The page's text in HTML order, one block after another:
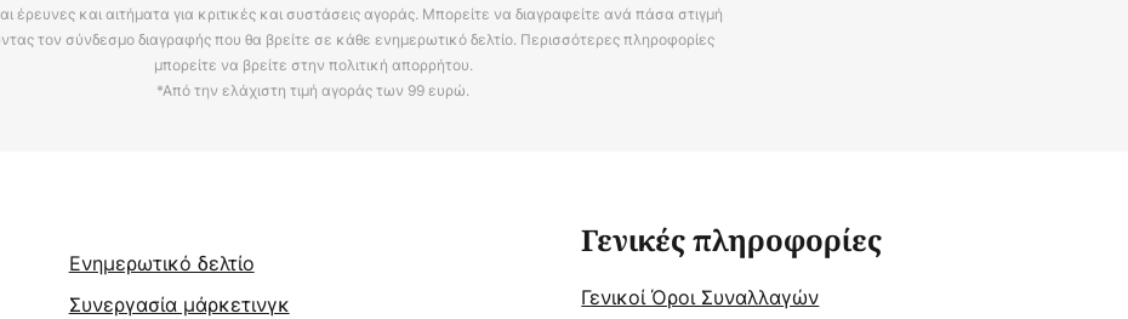
έρευνες και αιτήματα για κριτικές και συστάσεις αγοράς. Μπορείτε να διαγραφείτε ανά πάσα στιγμή
τον σύνδεσμο διαγραφής που θα βρείτε σε κάθε ενημερωτικό δελτίο. Περισσότερες πληροφορίες
μπορείτε να βρείτε στην πολιτική απορρήτου.
*Από την ελάχιστη τιμή αγοράς των 99 ευρώ.
Ενημερωτικό δελτίο
Συνεργασία μάρκετινγκ
Γενικές πληροφορίες
Γενικοί Όροι Συναλλαγών